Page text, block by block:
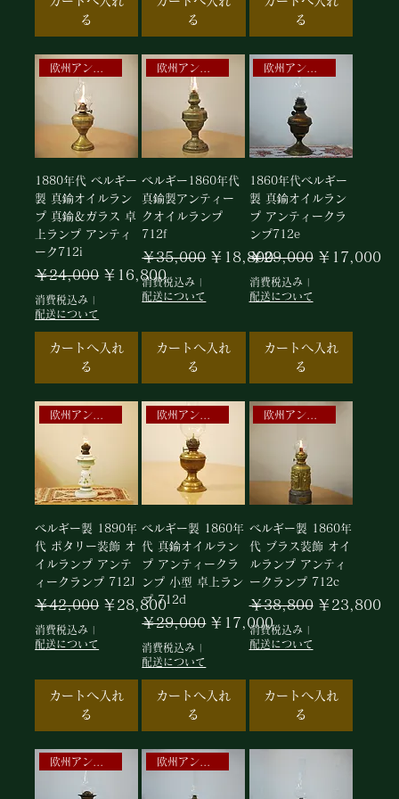
る
る
る
欧州アンティークランプ
1880年代 ベルギー
製 真鍮オイルラン
プ 真鍮＆ガラス 卓
上ランプ アンティ
ーク712i
通常価格
￥24,000 セール価格
￥16,800
消費税込み
配送について
カートへ入れ
る
ベルギー1860年代
真鍮製アンティー
クオイルランプ
712f
通常価格
￥35,000 セール価格
￥18,800
消費税込み
配送について
カートへ入れ
る
1860年代ベルギー
製 真鍮オイルラン
プ アンティークラ
ンプ712e
通常価格
￥29,000 セール価格
￥17,000
消費税込み|
配送について
カートへ入れ
る
欧州アンティークオイルランプ
ベルギー製 1890年
代 ポタリー装飾 オ
イルランプ アンテ
ィークランプ 712J
通常価格
￥42,000 セール価格
￥28,800
消費税込み |
配送について
カートへ入れ
る
ベルギー製 1860年
代 真鍮オイルラン
プ アンティークラ
ンプ 小型 卓上ラン
プ 712d
通常価格
￥29,000 セール価格
￥17,000
消費税込み |
配送について
カートへ入れ
る
ベルギー製 1860年
代 ブラス装飾 オイ
ルランプ アンティ
ークランプ 712c
通常価格
￥38,800 セール価格
￥23,800
消費税込み|
配送について
カートへ入れ
る
欧州アンーク逸品